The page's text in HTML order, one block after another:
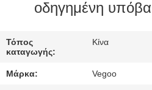
ΕΡΓΟΣΤΑΣΊΟΥ
ΈΛΕΓΧΟΣ
ΠΟΙΌΤΗΤΑΣ
οδηγημένη
Τόπος
καταγωγής:
Κίνα
Μάρκα: Vegoo